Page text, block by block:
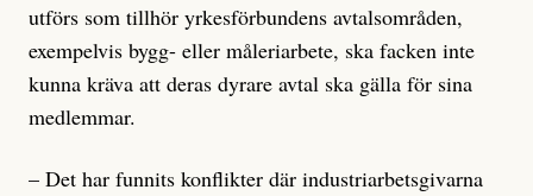
utförs som tillhör yrkesförbundens avtalsområden,
exempelvis bygg- eller måleriarbete, ska facken inte
kunna kräva att deras dyrare avtal ska gälla för sina
medlemmar.
– Det har funnits konflikter där industriarbetsgivarna